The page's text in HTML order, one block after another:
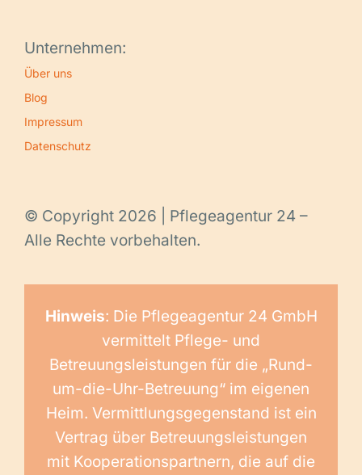
Unternehmen:
Über uns
Blog
Impressum
Datenschutz
© Copyright 2026 | Pflegeagentur 24 –
Alle Rechte vorbehalten.
Hinweis: Die Pflegeagentur 24 GmbH
vermittelt Pflege- und
Betreuungsleistungen für die „Rund-
um-die-Uhr-Betreuung“ im eigenen
Heim. Vermittlungsgegenstand ist ein
Vertrag über Betreuungsleistungen
mit Kooperationspartnern, die auf die